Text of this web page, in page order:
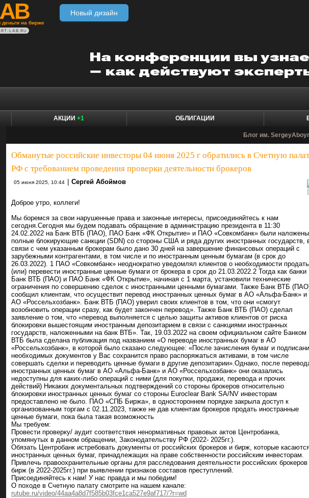
на бирже
Новый дизайн
LAB.RU
АКЦИИ +1 ОБЛИГАЦИИ
Блог им.
Обманутые российские инвесторы 04 июня 2025 г обратились в Счетную
РФ с требованием проведения проверки деятельности брокеров
05 июня 2025, 10:44 Сергей Абоймов
Доброе утро, коллеги!
Мы боремся за свои нарушенные права и законные интересы, присоединяйтесь к нам
сегодня.Сегодня мы будем подавать обращение в администрацию президента в 11:30
24.02.2022 на Банк ВТБ (ПАО), ПАО Банк «ФК Открытие» и ПАО «Совкомбанк» были наложены
полные блокирующие санкции (SDN) со стороны США и ряда других иностранных государств,
связи с чем указанным брокерам было дано 30 дней на завершение финансовых операций с
зарубежными контрагентами, в том числе и по иностранным ценным бумагам (в срок до
26.03.2022). 1 ПАО «Совкомбанк» неоднократно уведомлял клиентов о необходимости
(или) перевести иностранные ценные бумаги от брокера в срок до 21.03.2022.2 Тогда как банки
Банк ВТБ (ПАО) и ПАО Банк «ФК Открытие», начиная с 1 марта, установили технические
ограничения по совершению сделок с иностранными ценными бумагами. Также Банк ВТБ
сообщил клиентам, что осуществит перевод иностранных ценных бумаг в АО «Альфа-Банк» и
АО «Россельхозбанк». Банк ВТБ (ПАО) уверил своих клиентов в том, что они «смогут
возобновить операции сразу, как будет закончен перевод». Также Банк ВТБ (ПАО) сделал
заявление о том, что «перевод выполняется с целью защиты активов клиентов от риска
блокировки вышестоящим иностранным депозитарием в связи с санкциями иностранных
государств, наложенными на банк ВТБ». Так, 19.03.2022 на своем официальном сайте Банком
ВТБ была сделана публикация под названием «О переводе иностранных бумаг в АО
«Россельхозбанк», в которой было сказано следующее: «После зачисления бумаг и
необходимых документов у Вас сохранится право распоряжаться активами, в том числе
совершать сделки и переводить ценные бумаги в другие депозитарии».Однако, после
иностранных ценных бумаг в АО «Альфа-Банк» и АО «Россельхозбанк» они оказались
недоступны для каких-либо операций с ними (для покупки, продажи, перевода и прочих
действий) Никаких документальных подтверждений со стороны брокеров относительно
блокировки иностранных ценных бумаг со стороны Euroclear Bank SA/NV инвесторам
предоставлено не было. ПАО «СПБ Биржа», в одностороннем порядке закрыла доступ к
организованным торгам с 02.11.2023, также не дав клиентам брокеров продать иностранные
ценные бумаги, пока была такая возможность
Мы требуем:
Провести проверку/ аудит соответствия ненормативных правовых актов Центробанка,
упомянутых в данном обращении, Законодательству РФ (2022- 2025гг.).
Обязать Центробанк истребовать документы от российских брокеров и бирж, которые
иностранных ценных бумаг, принадлежащих на праве собственности российским инвесторам.
Привлечь правоохранительные органы для расследования деятельности российских брокеров
бирж (в 2022-2025гг.) при выявлении признаков составов преступлений.
Присоединяйтесь к нам! У нас правда и мы победим!
О походе в Счетную палату смотрите на нашем канале:
rutube.ru/video/44aa4a8d7f585b03fce1ca527e9af717/?r=wd